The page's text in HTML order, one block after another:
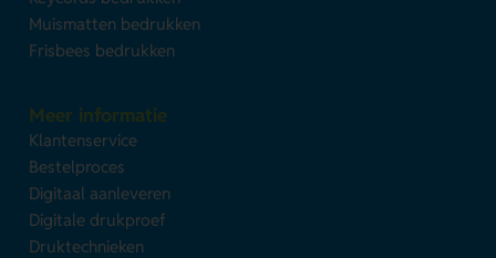
Muismatten bedrukken
Frisbees bedrukken
Meer informatie
Klantenservice
Bestelproces
Digitaal aanleveren
Digitale drukproef
Druktechnieken